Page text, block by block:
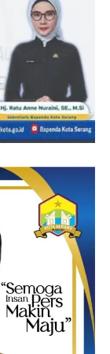
lebar dan
potensial
pemuda
Forum
mengajak pihak
proses
di kembangkan
Bungdes
kami siap